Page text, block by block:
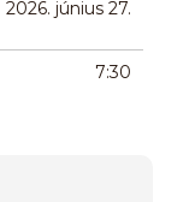
2026. június 27.
7:30